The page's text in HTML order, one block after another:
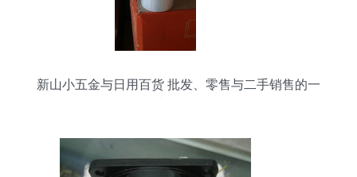
新山小五金与日用百货 批发、零售与二手销售的一